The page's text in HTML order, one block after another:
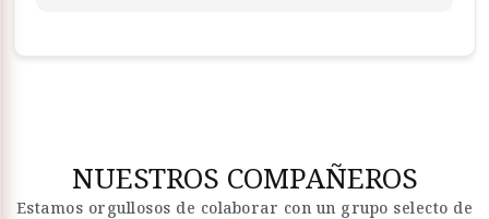
NUESTROS COMPAÑEROS
Estamos orgullosos de colaborar con un grupo selecto de